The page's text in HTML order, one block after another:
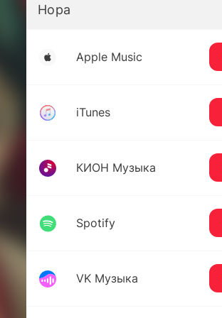
Нора
Apple Music
iTunes
КИОН Музыка
Spotify
VK Музыка